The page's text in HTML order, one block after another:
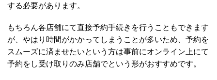
する必要があります。
もちろん各店舗にて直接予約手続きを行うこともできます
が、やはり時間がかかってしまうことが多いため、予約を
スムーズに済ませたいという方は事前にオンライン上にて
予約をし受け取りのみ店舗でという形がおすすめです。